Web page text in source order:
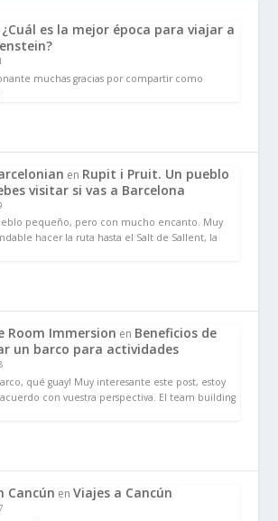
¿Cuál es la mejor época para viajar a
muchas gracias por compartir como
en Rupit i Pruit. Un pueblo
visitar si vas a Barcelona
pequeño, pero con mucho encanto. Muy
hacer la ruta hasta el Salt de Sallent, la
Room Immersion en Beneficios de
un barco para actividades
qué guay! Muy interesante este post, estoy
con vuestra perspectiva. El team building
Cancún enViajes a Cancún